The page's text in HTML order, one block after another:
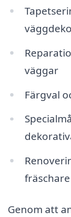
väggar
Färgval
Genom att